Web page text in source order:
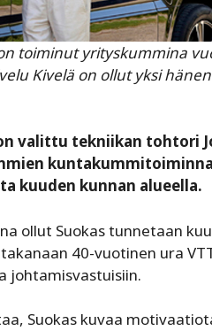
toiminut yrityskummina
Kivelä on ollut yksi
valittu tekniikan tohtori
kuuden kunnan alueella.
ollut Suokas tunnetaan
40-vuotinen ura
johtamisvastuisiin.
Suokas kuvaa